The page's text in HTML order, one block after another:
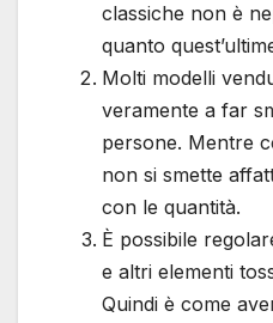
classiche non è
quanto
Molti modelli
veramente a far
persone. Mentre
non si smette
con le quantità.
È possibile
e altri elementi
Quindi è come